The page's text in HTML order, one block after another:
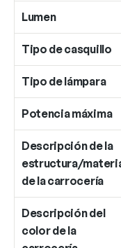
Lumen
Tipo de casquillo
Tipo de lámpara
Potencia máxima
Descripción de la
estructura/
de la carrocería
Descripción del
color de la